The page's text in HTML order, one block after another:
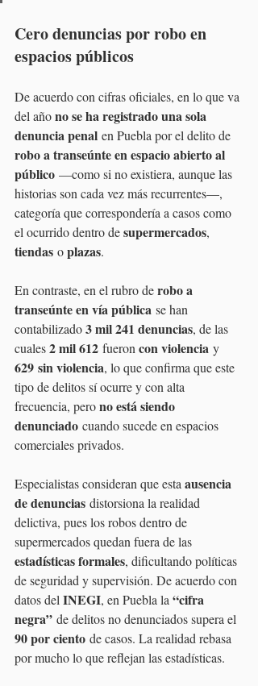
Cero denuncias por robo en
espacios públicos
De acuerdo con cifras oficiales, en lo que va
del año no se ha registrado una sola
denuncia penal en Puebla por el delito de
robo a transeúnte en espacio abierto al
público —como si no existiera, aunque las
historias son cada vez más recurrentes—,
categoría que correspondería a casos como
el ocurrido dentro de supermercados,
tiendas o plazas.
En contraste, en el rubro de robo a
transeúnte en vía pública se han
contabilizado 3 mil 241 denuncias, de las
cuales 2 mil 612 fueron con violencia y
629 sin violencia, lo que confirma que este
tipo de delitos sí ocurre y con alta
frecuencia, pero no está siendo
denunciado cuando sucede en espacios
comerciales privados.
Especialistas consideran que esta ausencia
de denuncias distorsiona la realidad
delictiva, pues los robos dentro de
supermercados quedan fuera de las
estadísticas formales, dificultando políticas
de seguridad y supervisión. De acuerdo con
datos del INEGI, en Puebla la “cifra
negra” de delitos no denunciados supera el
90 por ciento de casos. La realidad rebasa
por mucho lo que reflejan las estadísticas.